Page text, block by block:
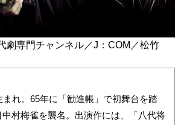
劇専門チャンネル／J：COM／松竹
まれ。65年に「勧進帳」で初舞台を踏
村梅雀を襲名。出演作には、「八代将